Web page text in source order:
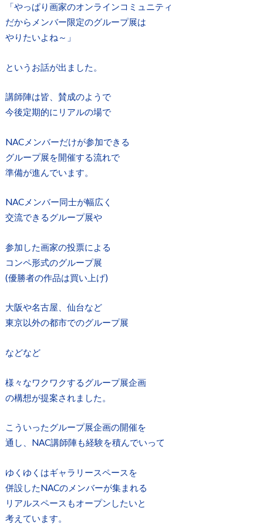
「やっぱり画家のオンラインコミュニティ
だからメンバー限定のグループ展は
やりたいよね～」
というお話が出ました。
講師陣は皆、賛成のようで
今後定期的にリアルの場で
NACメンバーだけが参加できる
グループ展を開催する流れで
準備が進んでいます。
NACメンバー同士が幅広く
交流できるグループ展や
参加した画家の投票による
コンペ形式のグループ展
(優勝者の作品は買い上げ)
大阪や名古屋、仙台など
東京以外の都市でのグループ展
などなど
様々なワクワクするグループ展企画
の構想が提案されました。
こういったグループ展企画の開催を
通し、NAC講師陣も経験を積んでいって
ゆくゆくはギャラリースペースを
併設したNACのメンバーが集まれる
リアルスペースもオープンしたいと
考えています。